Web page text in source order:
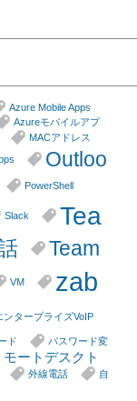
Azure Mobile Apps
Azureモバイルアプ
MACアドレス
Outloo
PowerShell
Slack
Tea
Team
VM
zab
ンタープライズVoIP
ド
パスワード変
モートデスクト
外線電話
自